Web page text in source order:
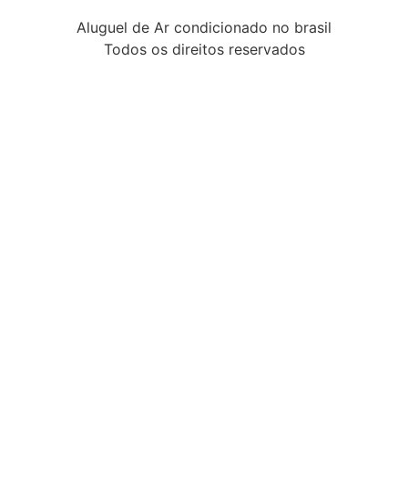
Aluguel de Ar condicionado no brasil
Todos os direitos reservados